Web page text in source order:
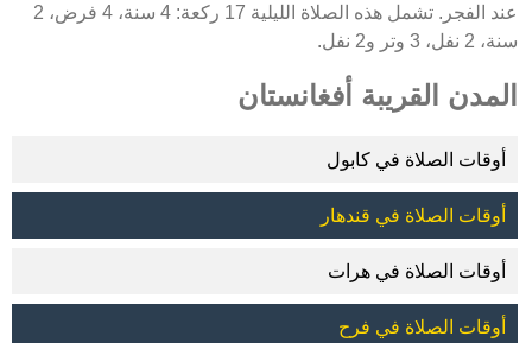
عند الفجر. تشمل هذه الصلاة الليلية 17 ركعة: 4 سنة، 4 فرض، 2
سنة، 2 نفل، 3 وتر و2 نفل.
المدن القريبة أفغانستان
أوقات الصلاة في كابول
أوقات الصلاة في قندهار
أوقات الصلاة في هرات
أوقات الصلاة في فرح